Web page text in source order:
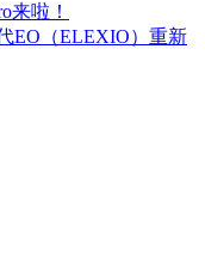
来啦！
EO（ELEXIO）重新